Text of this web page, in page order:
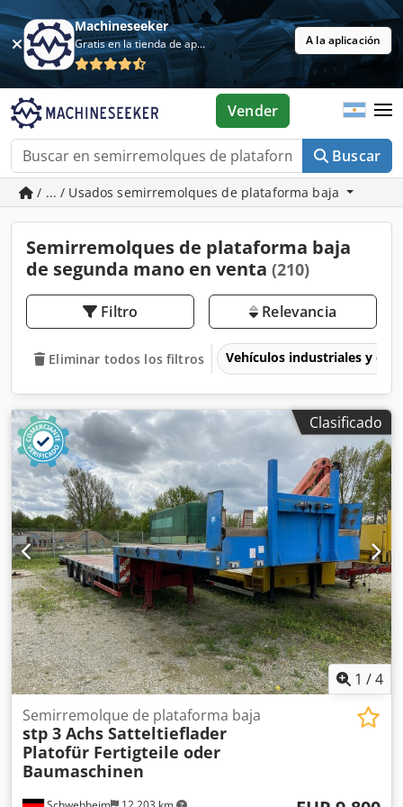
Machineseeker
Gratis en la tienda de aplicaciones A la aplicación
Buscar
Vender
/ ... / Usados semirremolques de plataforma baja
Semirremolques de plataforma baja
de segunda mano en venta (210)
Filtro Relevancia
Eliminar todos los filtros Vehículos industriales y
Clasificado
1 /4
Semirremolque de plataforma baja
stp 3 Achs Satteltieflader
Platofür Fertigteile oder
Baumaschinen